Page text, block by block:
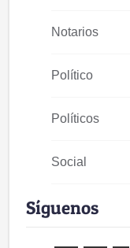
Notarios
Político
Políticos
Social
Síguenos